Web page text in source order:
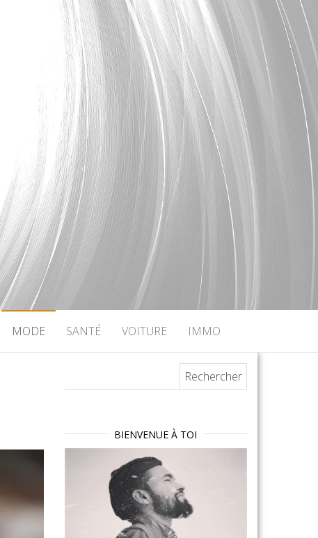
MODE SANTÉ VOITURE IMMO
BIENVENUE À TOI